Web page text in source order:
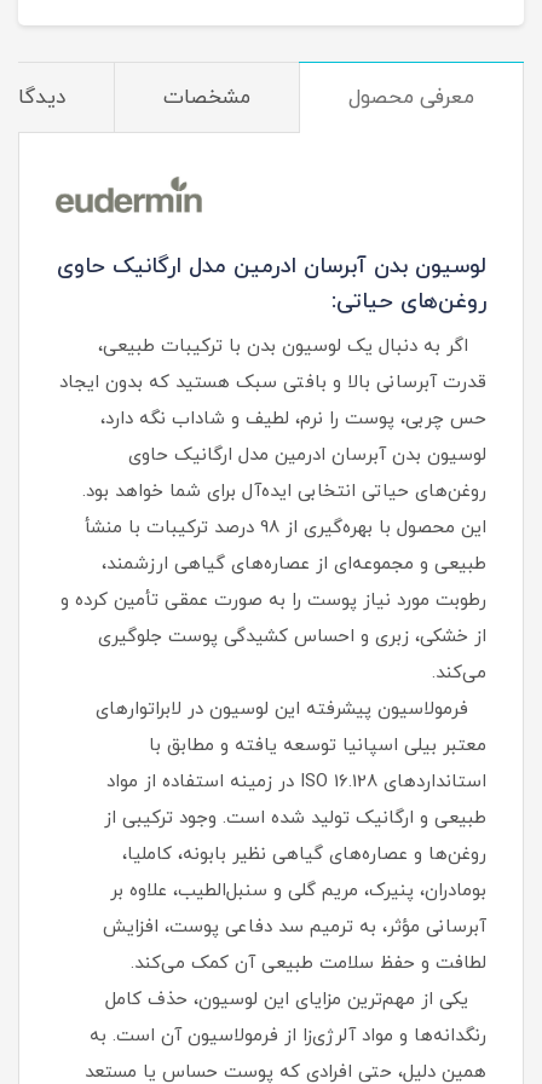
معرفی محصول مشخصات
لوسیون بدن آبرسان ادرمین مدل ارگانیک حاوی
روغن‌های حیاتی:
اگر به دنبال یک لوسیون بدن با ترکیبات طبیعی،
قدرت آبرسانی بالا و بافتی سبک هستید که بدون ایجاد
حس چربی، پوست را نرم، لطیف و شاداب نگه دارد،
لوسیون بدن آبرسان ادرمین مدل ارگانیک حاوی
روغن‌های حیاتی انتخابی ایده‌آل برای شما خواهد بود.
این محصول با بهره‌گیری از 98 درصد ترکیبات با منشأ
طبیعی و مجموعه‌ای از عصاره‌های گیاهی ارزشمند،
رطوبت مورد نیاز پوست را به صورت عمقی تأمین کرده و
از خشکی، زبری و احساس کشیدگی پوست جلوگیری
می‌کند.
فرمولاسیون پیشرفته این لوسیون در لابراتوارهای
معتبر بیلی اسپانیا توسعه یافته و مطابق با
استانداردهای ISO 16.128 در زمینه استفاده از مواد
طبیعی و ارگانیک تولید شده است. وجود ترکیبی از
روغن‌ها و عصاره‌های گیاهی نظیر بابونه، کاملیا،
بومادران، پنیرک، مریم گلی و سنبل‌الطیب، علاوه بر
آبرسانی مؤثر، به ترمیم سد دفاعی پوست، افزایش
لطافت و حفظ سلامت طبیعی آن کمک می‌کند.
یکی از مهم‌ترین مزایای این لوسیون، حذف کامل
رنگدانه‌ها و مواد آلرژی‌زا از فرمولاسیون آن است. به
همین دلیل، حتی افرادی که پوست حساس یا مستعد